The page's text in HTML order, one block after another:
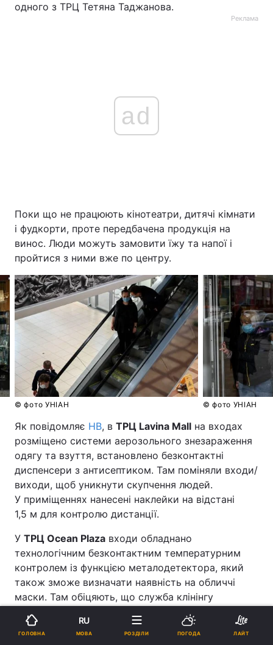
одного з ТРЦ Тетяна Таджанова.
Реклама
ad
Поки що не працюють кінотеатри, дитячі кімнати
і фудкорти, проте передбачена продукція на
винос. Люди можуть замовити їжу та напої і
пройтися з ними вже по центру.
© фото УНІАН © фото УНІАН
Як повідомляє НВ, в ТРЦ Lavina Mall на входах
розміщено системи аерозольного знезараження
одягу та взуття, встановлено безконтактні
диспенсери з антисептиком. Там поміняли входи/
виходи, щоб уникнути скупчення людей.
У приміщеннях нанесені наклейки на відстані
1,5 м для контролю дистанції.
У ТРЦ Ocean Plaza входи обладнано
технологічним безконтактним температурним
контролем із функцією металодетектора, який
також зможе визначати наявність на обличчі
маски. Там обіцяють, що служба клінінгу
працюватиме в посиленому режимі, туалети
будуть обладнані індивідуальними засобами для
ГОЛОВНА
RU
МОВА РОЗДІЛИ ПОГОДА ЛАЙТ